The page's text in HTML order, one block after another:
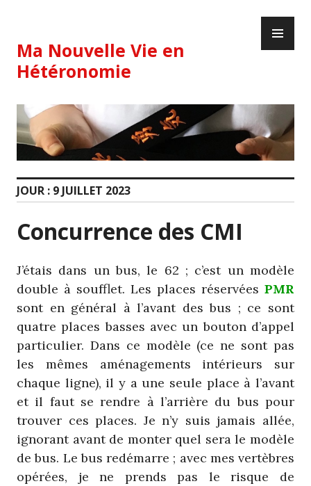
content
Ma Nouvelle Vie en
Hétéronomie
JOUR : 9 JUILLET 2023
Concurrence des CMI
J’étais dans un bus, le 62 ; c’est un modèle
double à soufflet. Les places réservées PMR
sont en général à l’avant des bus ; ce sont
quatre places basses avec un bouton d’appel
particulier. Dans ce modèle (ce ne sont pas
les mêmes aménagements intérieurs sur
chaque ligne), il y a une seule place à l’avant
et il faut se rendre à l’arrière du bus pour
trouver ces places. Je n’y suis jamais allée,
ignorant avant de monter quel sera le modèle
de bus. Le bus redémarre ; avec mes vertèbres
opérées, je ne prends pas le risque de